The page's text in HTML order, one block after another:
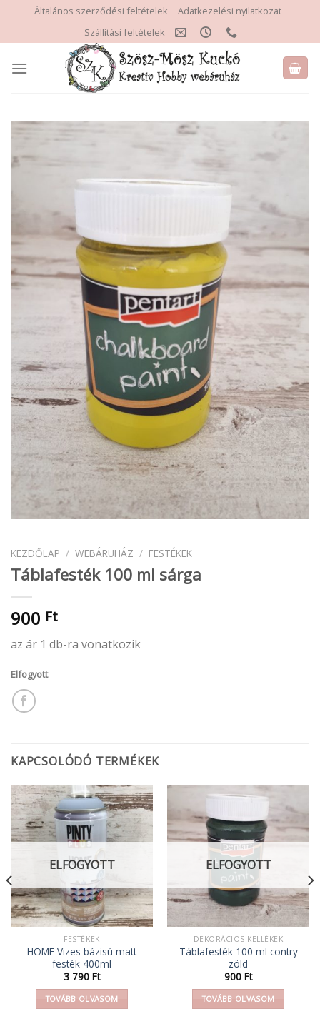
content
Általános szerződési feltételek
Adatkezelési nyilatkozat
Szállítási feltételek
KEZDŐLAP / WEBÁRUHÁZ / FESTÉKEK
Táblafesték 100 ml sárga
900 Ft
az ár 1 db-ra vonatkozik
Elfogyott
KAPCSOLÓDÓ TERMÉKEK
ELFOGYOTT
FESTÉKEK
HOME Vizes bázisú matt
festék 400ml
3 790 Ft
TOVÁBB OLVASOM
ELFOGYOTT
DEKORÁCIÓS KELLÉKEK
Táblafesték 100 ml contry
zöld
900 Ft
TOVÁBB OLVASOM